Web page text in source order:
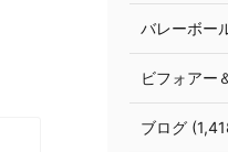
バレーボー
ビフォアー
ブログ